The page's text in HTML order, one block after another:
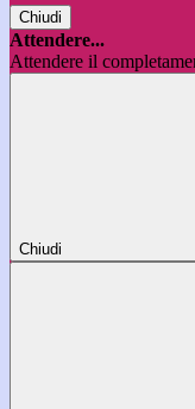
Chiudi
Attendere...
Attendere il
Chiudi